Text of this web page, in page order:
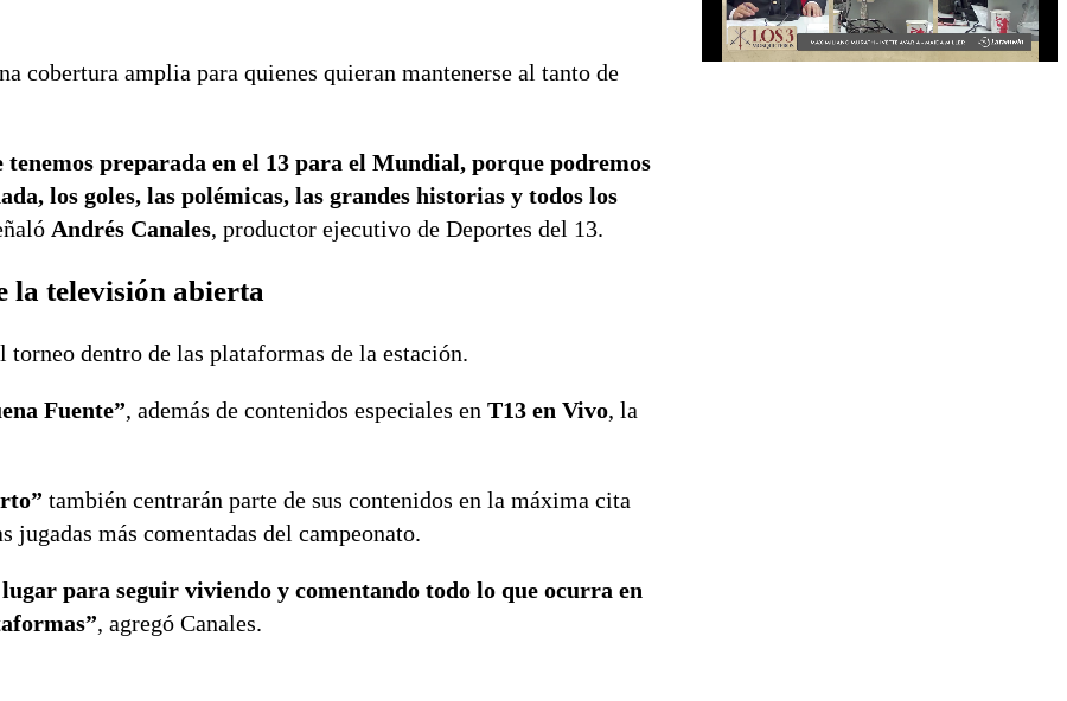
cobertura amplia para quienes quieran mantenerse al tanto de
preparada en el 13 para el Mundial, porque podremos
los goles, las polémicas, las grandes historias y todos los
Andrés Canales, productor ejecutivo de Deportes del 13.
la televisión abierta
dentro de las plataformas de la estación.
Fuente”, además de contenidos especiales en T13 en Vivo, la
también centrarán parte de sus contenidos en la máxima cita
más comentadas del campeonato.
para seguir viviendo y comentando todo lo que ocurra en
, agregó Canales.